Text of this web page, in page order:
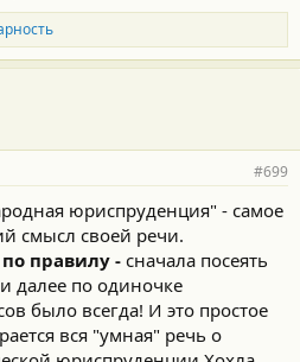
#699
юриспруденция" - самое
смысл своей речи.
правилу - сначала посеять
далее по одиночке
было всегда! И это простое
вся "умная" речь о